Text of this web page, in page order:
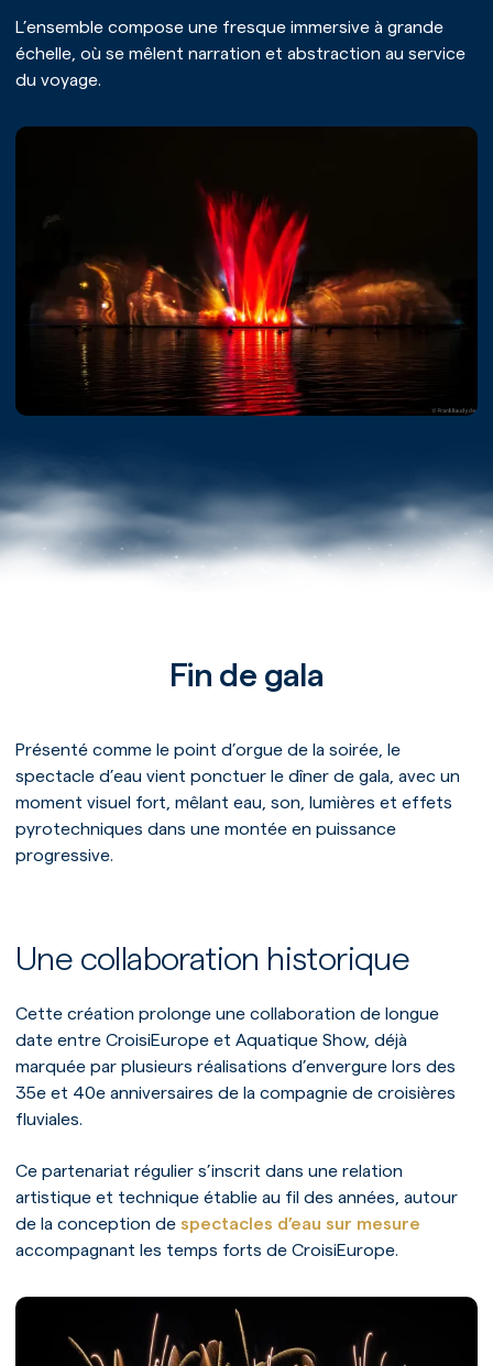
L’ensemble compose une fresque immersive à grande
échelle, où se mêlent narration et abstraction au service
du voyage.
Fin de gala
Présenté comme le point d’orgue de la soirée, le
spectacle d’eau vient ponctuer le dîner de gala, avec un
moment visuel fort, mêlant eau, son, lumières et effets
pyrotechniques dans une montée en puissance
progressive.
Une collaboration historique
Cette création prolonge une collaboration de longue
date entre CroisiEurope et Aquatique Show, déjà
marquée par plusieurs réalisations d’envergure lors des
35e et 40e anniversaires de la compagnie de croisières
fluviales.
Ce partenariat régulier s’inscrit dans une relation
artistique et technique établie au fil des années, autour
de la conception de spectacles d’eau sur mesure
accompagnant les temps forts de CroisiEurope.